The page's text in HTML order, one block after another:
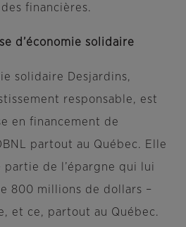
financières.
d’économie solidaire
solidaire Desjardins,
responsable, est
en financement de
partout au Québec. Elle
de l’épargne qui lui
800 millions de dollars –
et ce, partout au Québec.